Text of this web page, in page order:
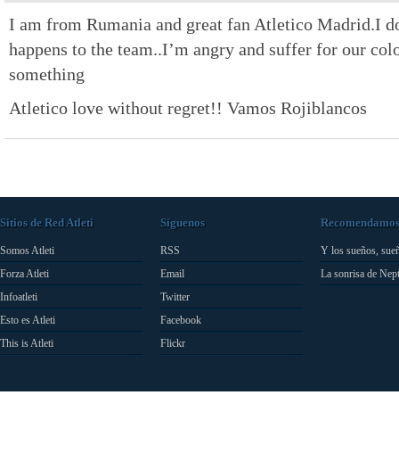
I am from Rumania and great fan Atletico Madrid.I
happens to the team..I’m angry and suffer for our
something
Atletico love without regret!! Vamos Rojiblancos
Sitios de Red Atleti
Somos Atleti
Forza Atleti
Infoatleti
Esto es Atleti
This is Atleti
Síguenos
RSS
Email
Twitter
Facebook
Flickr
Recomendamos
Y los sueños,
La sonrisa de